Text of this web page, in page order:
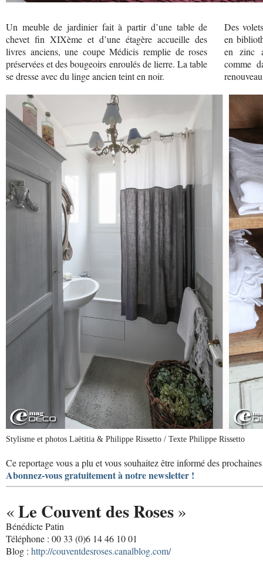
Un meuble de jardinier fait à partir d’une table de
chevet fin XIXème et d’une étagère accueille des
livres anciens, une coupe Médicis remplie de roses
préservées et des bougeoirs enroulés de lierre. La table
se dresse avec du linge ancien teint en noir.
Des
en
en zinc
comme
Stylisme et photos Laëtitia & Philippe Rissetto / Texte Philippe Rissetto
Ce reportage vous a plu et vous souhaitez être informé des
Abonnez-vous gratuitement à notre newsletter !
«Le Couvent des Roses »
Bénédicte Patin
Téléphone : 00 33 (0)6 14 46 10 01
Blog : http://couventdesroses.canalblog.com/